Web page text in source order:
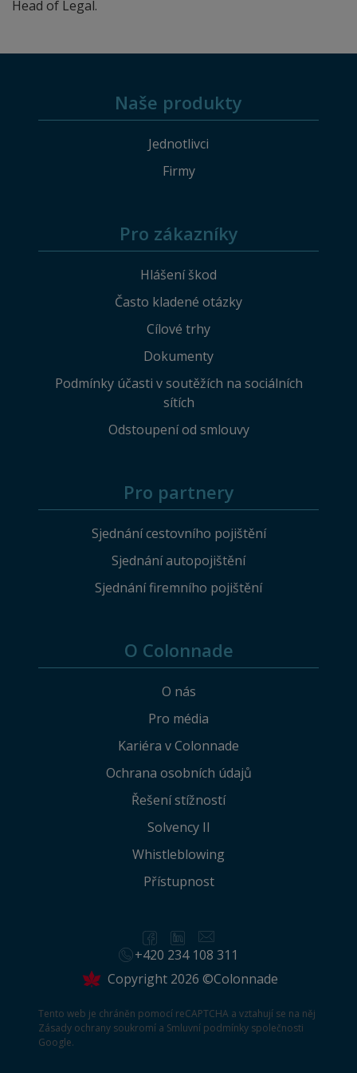
Head of Legal.
Naše produkty
Jednotlivci
Firmy
Pro zákazníky
Hlášení škod
Často kladené otázky
Cílové trhy
Dokumenty
Podmínky účasti v soutěžích na sociálních
sítích
Odstoupení od smlouvy
Pro partnery
Sjednání cestovního pojištění
Sjednání autopojištění
Sjednání firemního pojištění
O Colonnade
O nás
Pro média
Kariéra v Colonnade
Ochrana osobních údajů
Řešení stížností
Solvency II
Whistleblowing
Přístupnost
Copyright 2026 ©Colonnade
+420 234 108 311
Tento web je chráněn pomocí reCAPTCHA a vztahují se na něj
Zásady ochrany soukromí a Smluvní podmínky společnosti
Google.